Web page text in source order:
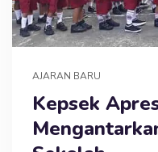
AJARAN BARU
Kepsek